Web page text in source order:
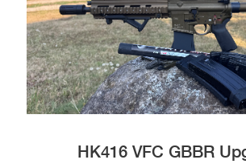
HK416 VFC GBBR